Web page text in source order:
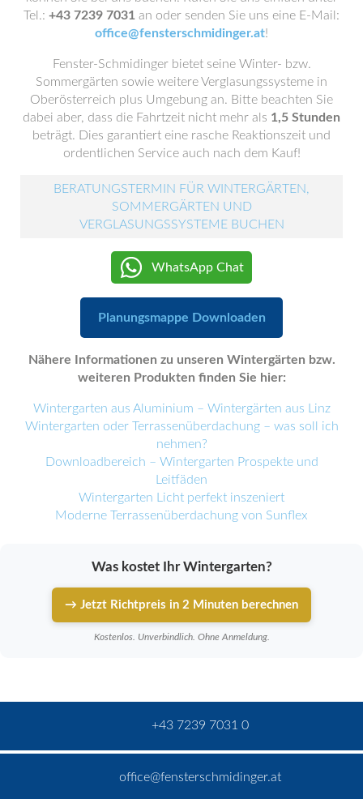
Tel.: +43 7239 7031 an oder senden Sie uns eine E-Mail:
office@fensterschmidinger.at!
Fenster-Schmidinger bietet seine Winter- bzw.
Sommergärten sowie weitere Verglasungssysteme in
Oberösterreich plus Umgebung an. Bitte beachten Sie
dabei aber, dass die Fahrtzeit nicht mehr als 1,5 Stunden
beträgt. Dies garantiert eine rasche Reaktionszeit und
ordentlichen Service auch nach dem Kauf!
BERATUNGSTERMIN FÜR WINTERGÄRTEN,
SOMMERGÄRTEN UND
VERGLASUNGSSYSTEME BUCHEN
WhatsApp Chat
Planungsmappe Downloaden
Nähere Informationen zu unseren Wintergärten bzw.
weiteren Produkten finden Sie hier:
Wintergarten aus Aluminium – Wintergärten aus Linz
Wintergarten oder Terrassenüberdachung – was soll ich
nehmen?
Downloadbereich – Wintergarten Prospekte und
Leitfäden
Wintergarten Licht perfekt inszeniert
Moderne Terrassenüberdachung von Sunflex
Was kostet Ihr Wintergarten?
→ Jetzt Richtpreis in 2 Minuten berechnen
Kostenlos. Unverbindlich. Ohne Anmeldung.
+43 7239 7031 0
office@fensterschmidinger.at